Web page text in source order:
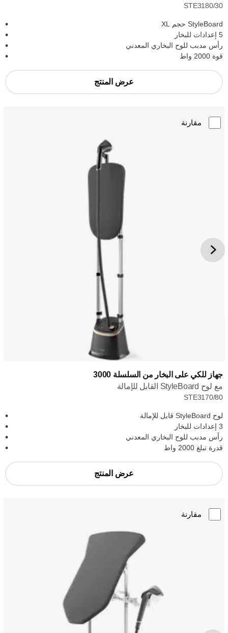
STE3180/30
StyleBoard حجم XL
5 إعدادات للبخار
رأس مدبب للوح البخاري المعدني
قوة 2000 واط
عرض المنتج
مقارنة
جهاز للكي على البخار من السلسلة 3000
مع لوح StyleBoard القابل للإمالة
STE3170/80
لوح StyleBoard قابل للإمالة
3 إعدادات للبخار
رأس مدبب للوح البخاري المعدني
قدرة تبلغ 2000 واط
عرض المنتج
مقارنة